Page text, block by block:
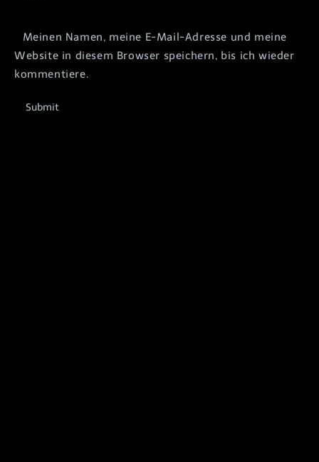
Meinen Namen, meine E-Mail-Adresse und meine
Website in diesem Browser speichern, bis ich wieder
kommentiere.
Submit